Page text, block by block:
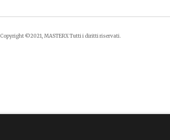
Copyright ©2021, MASTERX Tutti i diritti riservati.